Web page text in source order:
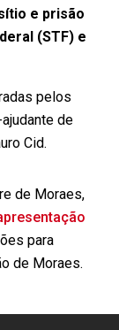
e prisão
(STF) e
pelos
de
Cid.
de Moraes,
para
de Moraes.